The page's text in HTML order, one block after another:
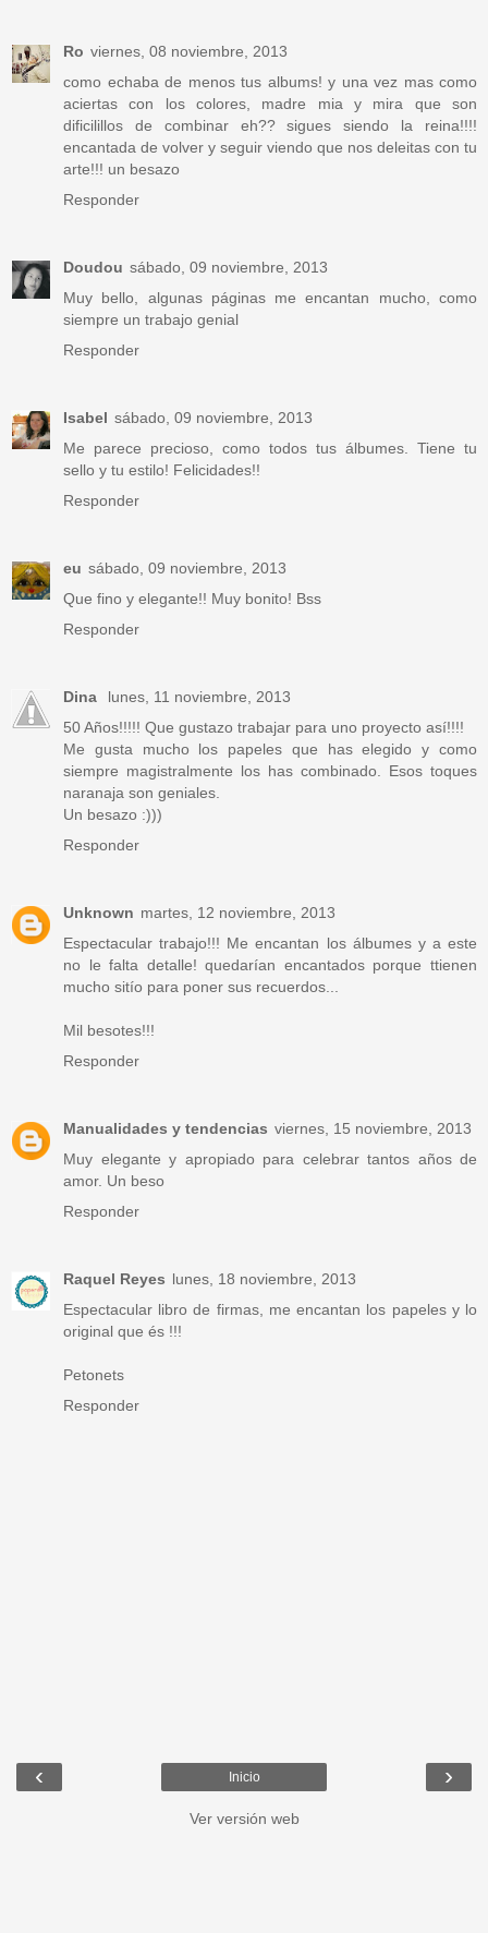
Ro viernes, 08 noviembre, 2013
como echaba de menos tus albums! y una vez mas como
aciertas con los colores, madre mia y mira que son
dificilillos de combinar eh?? sigues siendo la reina!!!!
encantada de volver y seguir viendo que nos deleitas con tu
arte!!! un besazo
Responder
Doudou sábado, 09 noviembre, 2013
Muy bello, algunas páginas me encantan mucho, como
siempre un trabajo genial
Responder
Isabel sábado, 09 noviembre, 2013
Me parece precioso, como todos tus álbumes. Tiene tu
sello y tu estilo! Felicidades!!
Responder
eu sábado, 09 noviembre, 2013
Que fino y elegante!! Muy bonito! Bss
Responder
Dina
lunes, 11 noviembre, 2013
50 Años!!!!! Que gustazo trabajar para uno proyecto así!!!!
Me gusta mucho los papeles que has elegido y como
siempre magistralmente los has combinado. Esos toques
naranaja son geniales.
Un besazo :)))
Responder
Unknown martes, 12 noviembre, 2013
Espectacular trabajo!!! Me encantan los álbumes y a este
no le falta detalle! quedarían encantados porque ttienen
mucho sitío para poner sus recuerdos...
Mil besotes!!!
Responder
Manualidades y tendencias viernes, 15 noviembre, 2013
Muy elegante y apropiado para celebrar tantos años de
amor. Un beso
Responder
Raquel Reyes lunes, 18 noviembre, 2013
Espectacular libro de firmas, me encantan los papeles y lo
original que és !!!
Petonets
Responder
‹ ›
Inicio
Ver versión web